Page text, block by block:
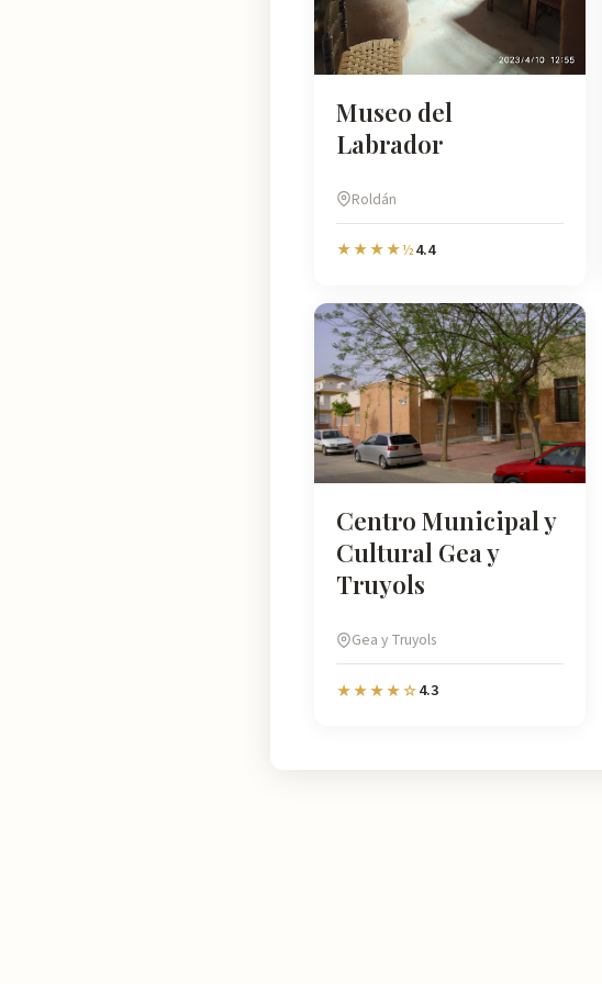
Museo del
Labrador
Roldán
★★★★½4.4
Centro Municipal y
Cultural Gea y
Truyols
Gea y Truyols
★★★★☆4.3